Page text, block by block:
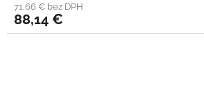
71,66 € bez DPH
88,14 €